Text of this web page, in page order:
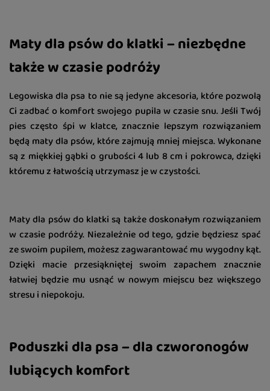
Maty dla psów do klatki – niezbędne
także w czasie podróży
Legowiska dla psa to nie są jedyne akcesoria, które pozwolą
Ci zadbać o komfort swojego pupila w czasie snu. Jeśli Twój
pies często śpi w klatce, znacznie lepszym rozwiązaniem
będą maty dla psów, które zajmują mniej miejsca. Wykonane
są z miękkiej gąbki o grubości 4 lub 8 cm i pokrowca, dzięki
któremu z łatwością utrzymasz je w czystości.
Maty dla psów do klatki są także doskonałym rozwiązaniem
w czasie podróży. Niezależnie od tego, gdzie będziesz spać
ze swoim pupilem, możesz zagwarantować mu wygodny kąt.
Dzięki macie przesiąkniętej swoim zapachem znacznie
łatwiej będzie mu usnąć w nowym miejscu bez większego
stresu i niepokoju.
Poduszki dla psa – dla czworonogów
lubiących komfort